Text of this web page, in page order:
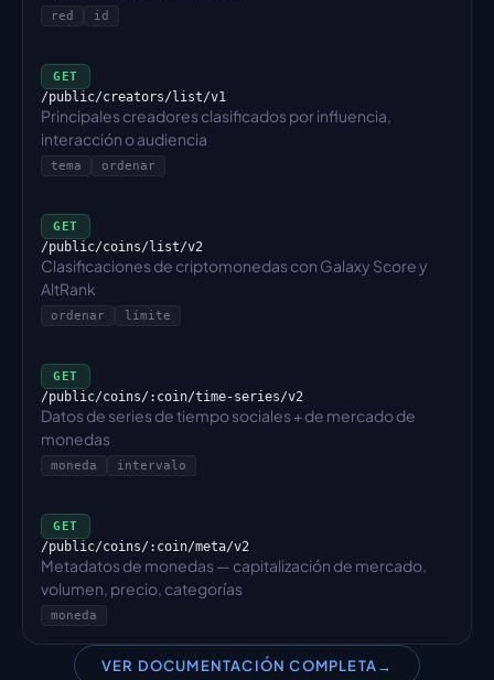
red id
GET
/public/creators/list/v1
Principales creadores clasificados por influencia,
interacción o audiencia
tema ordenar
GET
/public/coins/list/v2
Clasificaciones de criptomonedas con Galaxy Score y
AltRank
ordenar límite
GET
/public/coins/:coin/time-series/v2
Datos de series de tiempo sociales + de mercado de
monedas
moneda intervalo
GET
/public/coins/:coin/meta/v2
Metadatos de monedas — capitalización de mercado,
volumen, precio, categorías
moneda
VER DOCUMENTACIÓN COMPLETA→